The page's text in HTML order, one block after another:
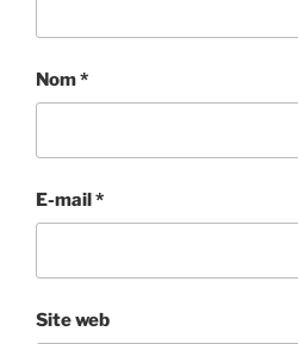
Nom*
E-mail*
Site web